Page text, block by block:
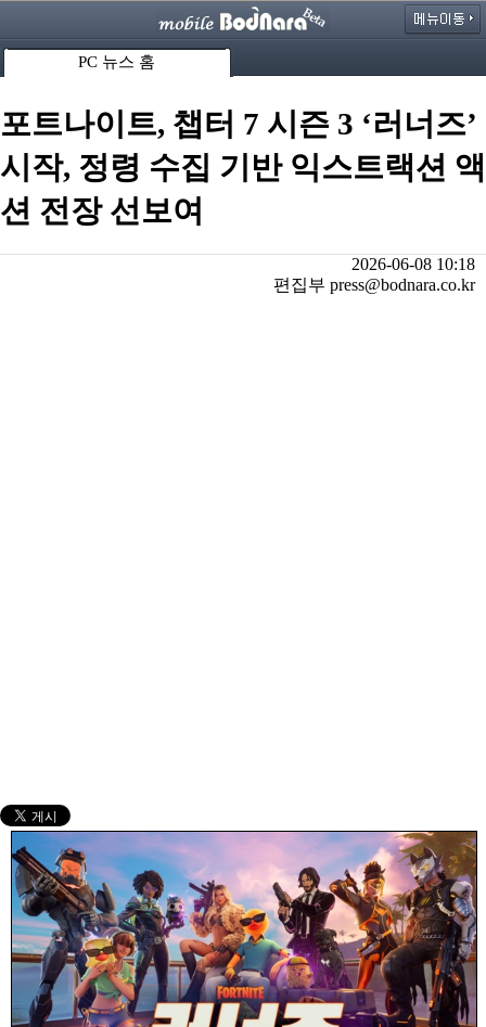
PC 뉴스 홈
포트나이트, 챕터 7 시즌 3 ‘러너즈’
시작, 정령 수집 기반 익스트랙션 액
션 전장 선보여
2026-06-08 10:18
편집부 press@bodnara.co.kr